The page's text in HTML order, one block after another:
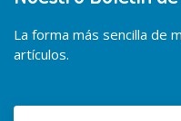
La forma más sencilla de
artículos.